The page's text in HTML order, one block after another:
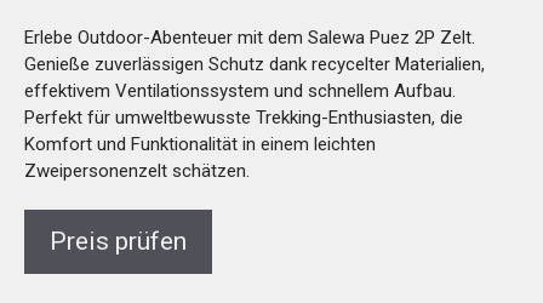
Erlebe Outdoor-Abenteuer mit dem Salewa Puez 2P Zelt.
Genieße zuverlässigen Schutz dank recycelter Materialien,
effektivem Ventilationssystem und schnellem Aufbau.
Perfekt für umweltbewusste Trekking-Enthusiasten, die
Komfort und Funktionalität in einem leichten
Zweipersonenzelt schätzen.
Preis prüfen